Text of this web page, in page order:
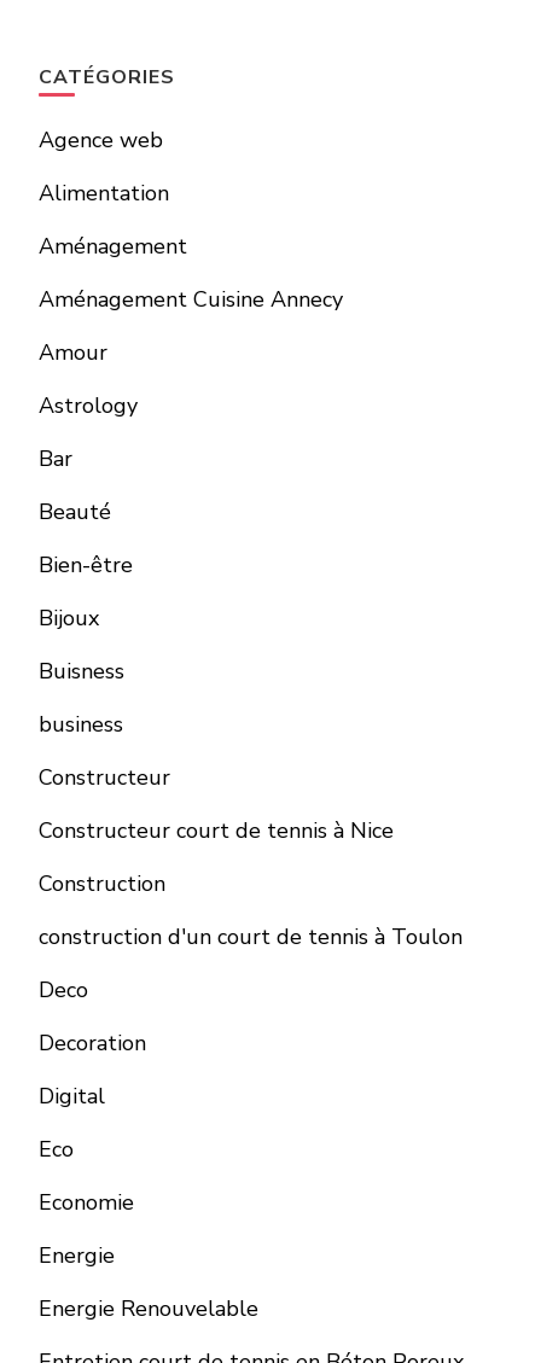
CATÉGORIES
Agence web
Alimentation
Aménagement
Aménagement Cuisine Annecy
Amour
Astrology
Bar
Beauté
Bien-être
Bijoux
Buisness
business
Constructeur
Constructeur court de tennis à Nice
Construction
construction d'un court de tennis à Toulon
Deco
Decoration
Digital
Eco
Economie
Energie
Energie Renouvelable